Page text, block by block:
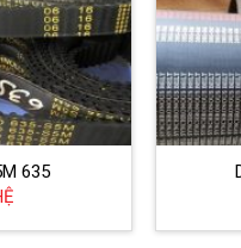
635